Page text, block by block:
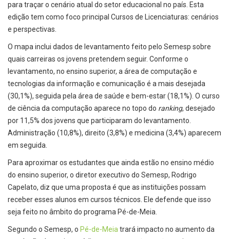
para traçar o cenário atual do setor educacional no país. Esta
edição tem como foco principal Cursos de Licenciaturas: cenários
e perspectivas.
O mapa inclui dados de levantamento feito pelo Semesp sobre
quais carreiras os jovens pretendem seguir. Conforme o
levantamento, no ensino superior, a área de computação e
tecnologias da informação e comunicação é a mais desejada
(30,1%), seguida pela área de saúde e bem-estar (18,1%). O curso
de ciência da computação aparece no topo do ranking, desejado
por 11,5% dos jovens que participaram do levantamento.
Administração (10,8%), direito (3,8%) e medicina (3,4%) aparecem
em seguida.
Para aproximar os estudantes que ainda estão no ensino médio
do ensino superior, o diretor executivo do Semesp, Rodrigo
Capelato, diz que uma proposta é que as instituições possam
receber esses alunos em cursos técnicos. Ele defende que isso
seja feito no âmbito do programa Pé-de-Meia.
Segundo o Semesp, o Pé-de-Meiatrará impacto no aumento da